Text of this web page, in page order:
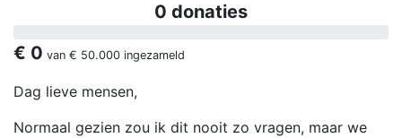
0 donaties
€ 0 van € 50.000 ingezameld
Dag lieve mensen,
Normaal gezien zou ik dit nooit zo vragen, maar we